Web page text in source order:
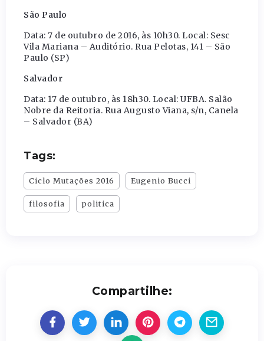
São Paulo
Data: 7 de outubro de 2016, às 10h30. Local: Sesc
Vila Mariana – Auditório. Rua Pelotas, 141 – São
Paulo (SP)
Salvador
Data: 17 de outubro, às 18h30. Local: UFBA. Salão
Nobre da Reitoria. Rua Augusto Viana, s/n, Canela
– Salvador (BA)
Tags:
Ciclo Mutações 2016 Eugenio Bucci
filosofia politica
Compartilhe: